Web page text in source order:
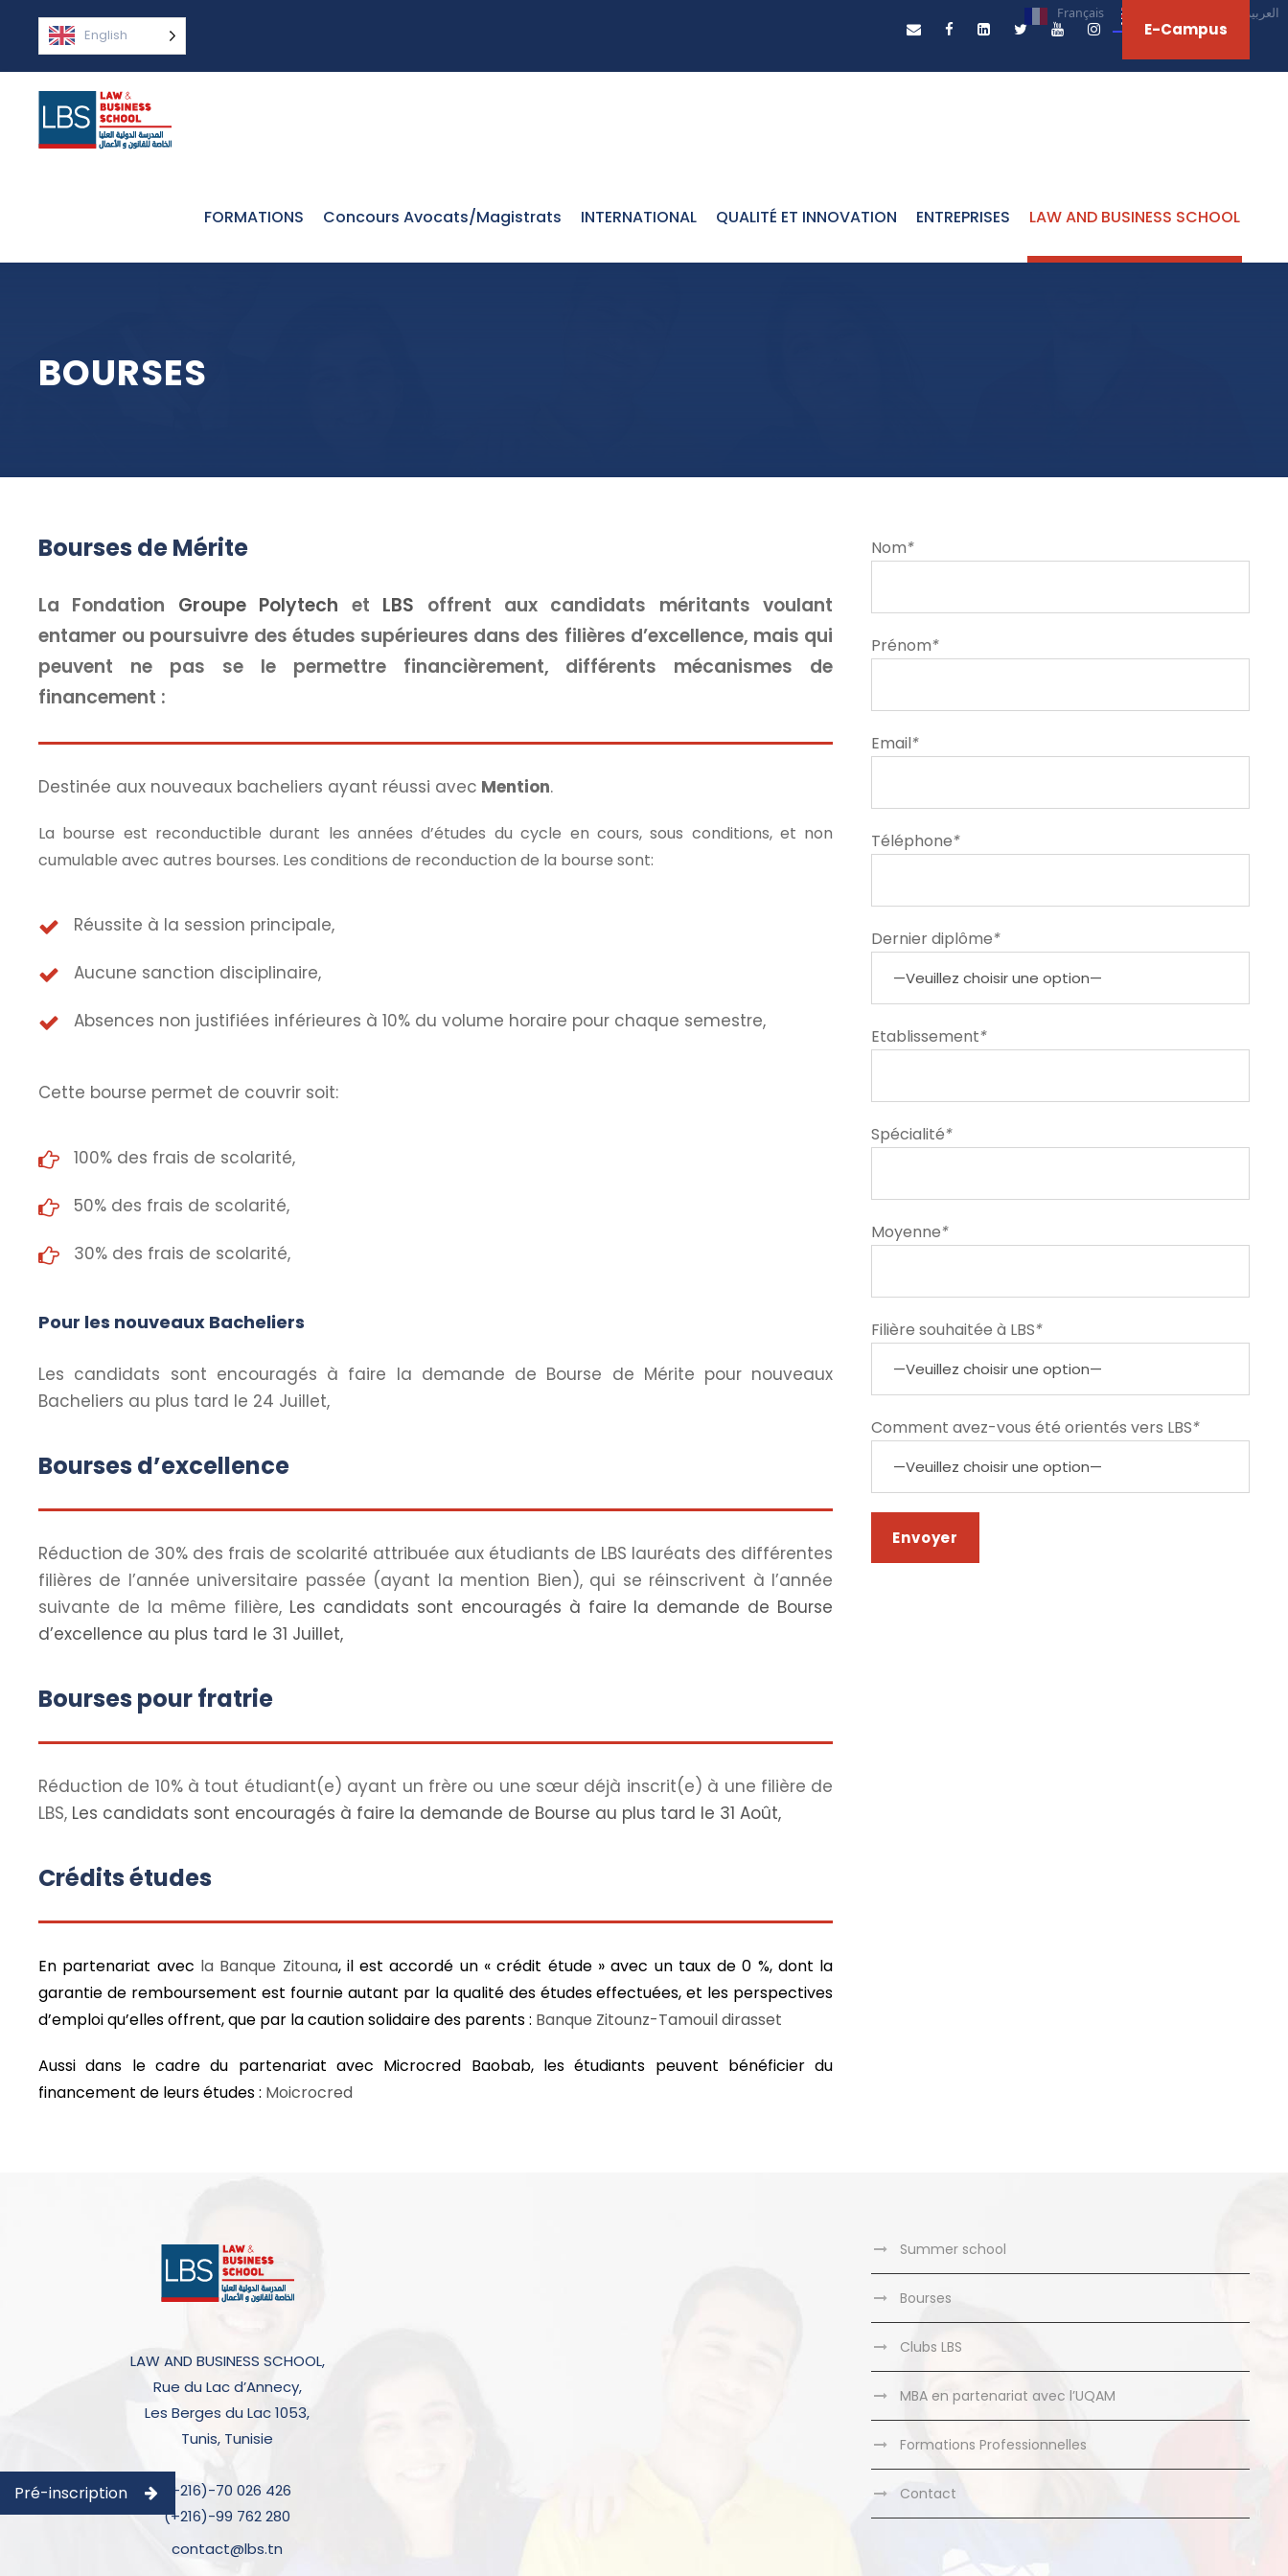
Français العربية‏
English E-Campus
FORMATIONS Concours Avocats/Magistrats INTERNATIONAL QUALITÉ ET INNOVATION ENTREPRISES LAW AND BUSINESS SCHOOL
BOURSES
Bourses de Mérite
La Fondation Groupe Polytech et LBS offrent aux candidats méritants voulant
entamer ou poursuivre des études supérieures dans des filières d’excellence, mais qui
peuvent ne pas se le permettre financièrement, différents mécanismes de
financement :
Destinée aux nouveaux bacheliers ayant réussi avec Mention.
La bourse est reconductible durant les années d’études du cycle en cours, sous conditions, et non
cumulable avec autres bourses. Les conditions de reconduction de la bourse sont:
Réussite à la session principale,
Aucune sanction disciplinaire,
Absences non justifiées inférieures à 10% du volume horaire pour chaque semestre,
Cette bourse permet de couvrir soit:
100% des frais de scolarité,
50% des frais de scolarité,
30% des frais de scolarité,
Pour les nouveaux Bacheliers
Les candidats sont encouragés à faire la demande de Bourse de Mérite pour nouveaux
Bacheliers au plus tard le 24 Juillet,
Bourses d’excellence
Réduction de 30% des frais de scolarité attribuée aux étudiants de LBS lauréats des différentes
filières de l’année universitaire passée (ayant la mention Bien), qui se réinscrivent à l’année
suivante de la même filière, Les candidats sont encouragés à faire la demande de Bourse
d’excellence au plus tard le 31 Juillet,
Bourses pour fratrie
Réduction de 10% à tout étudiant(e) ayant un frère ou une sœur déjà inscrit(e) à une filière de
LBS, Les candidats sont encouragés à faire la demande de Bourse au plus tard le 31 Août,
Crédits études
En partenariat avec la Banque Zitouna, il est accordé un « crédit étude » avec un taux de 0 %, dont la
garantie de remboursement est fournie autant par la qualité des études effectuées, et les perspectives
d’emploi qu’elles offrent, que par la caution solidaire des parents : Banque Zitounz-Tamouil dirasset
Aussi dans le cadre du partenariat avec Microcred Baobab, les étudiants peuvent bénéficier du
financement de leurs études : Moicrocred
Nom*
Prénom*
Email*
Téléphone*
Dernier diplôme*
Etablissement*
Spécialité*
Moyenne*
Filière souhaitée à LBS*
Comment avez-vous été orientés vers LBS*
LAW AND BUSINESS SCHOOL,
Rue du Lac d’Annecy,
Les Berges du Lac 1053,
Tunis, Tunisie
(+216)-70 026 426
(+216)-99 762 280
contact@lbs.tn
Summer school
Bourses
Clubs LBS
MBA en partenariat avec l’UQAM
Formations Professionnelles
Contact
Pré-inscription